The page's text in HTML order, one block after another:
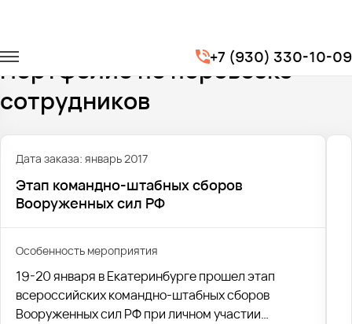
+7 (930) 330-10-09
Перевозка сотрудников
Портфолио по перевозке
сотрудников
Дата заказа: январь 2017
Этап командно-штабных сборов
Вооруженных сил РФ
Особенность мероприятия
19-20 января в Екатеринбурге прошел этап
всероссийских командно-штабных сборов
Вооруженных сил РФ при личном участии